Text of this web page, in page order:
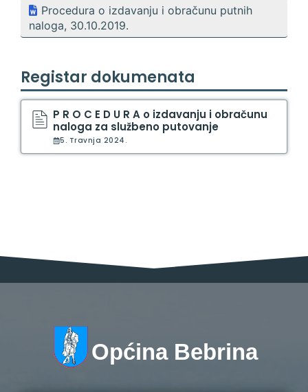
Procedura o izdavanju i obračunu putnih
naloga, 30.10.2019.
Registar dokumenata
P R O C E D U R A o izdavanju i obračunu
naloga za službeno putovanje
5. Travnja 2024.
Općina Bebrina